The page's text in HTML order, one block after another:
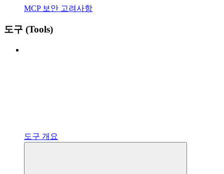
MCP 보안 고려사항
도구 (Tools)
도구 개요